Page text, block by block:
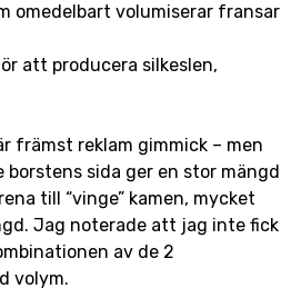
omedelbart volumiserar fransar
att producera silkeslen,
främst reklam gimmick – men
sida ger en stor mängd
till “vinge” kamen, mycket
Jag noterade att jag inte fick
av de 2
volym.